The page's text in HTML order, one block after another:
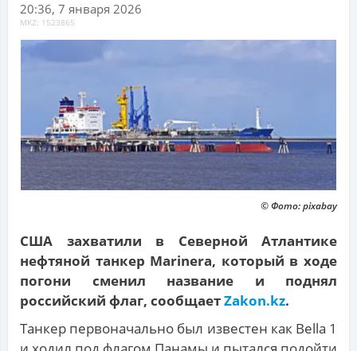
20:36, 7 января 2026
MKZ: 1523865
© Фото: pixabay
США захватили в Северной Атлантике
нефтяной танкер Marinera, который в ходе
погони сменил название и поднял
российский флаг, сообщаетZakon.kz.
Танкер первоначально был известен как Bella 1